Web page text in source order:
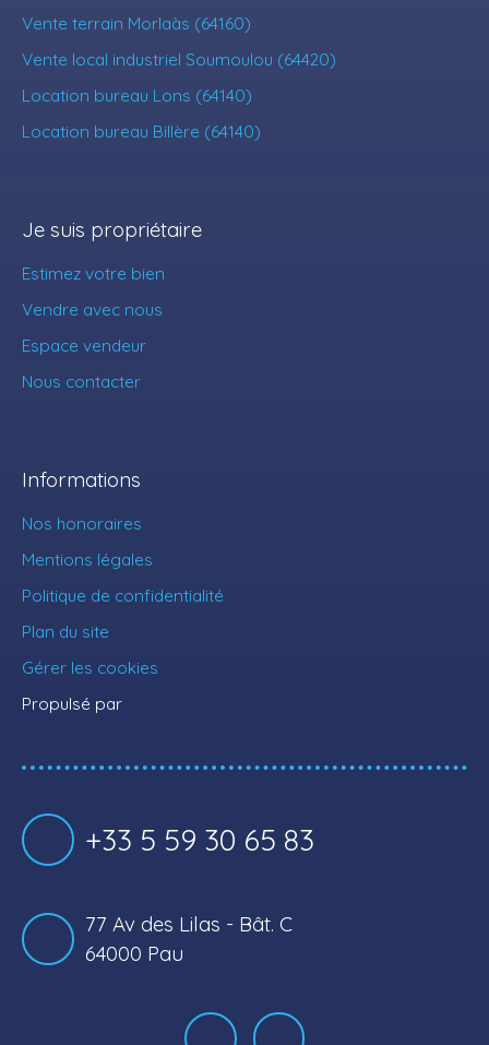
Vente terrain Morlaàs (64160)
Vente local industriel Soumoulou (64420)
Location bureau Lons (64140)
Location bureau Billère (64140)
Je suis propriétaire
Estimez votre bien
Vendre avec nous
Espace vendeur
Nous contacter
Informations
Nos honoraires
Mentions légales
Politique de confidentialité
Plan du site
Gérer les cookies
Propulsé par
+33 5 59 30 65 83
77 Av des Lilas - Bât. C
64000 Pau